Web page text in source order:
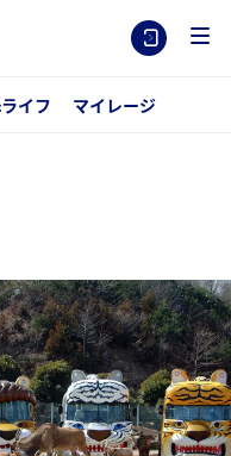
イフ マイレージ